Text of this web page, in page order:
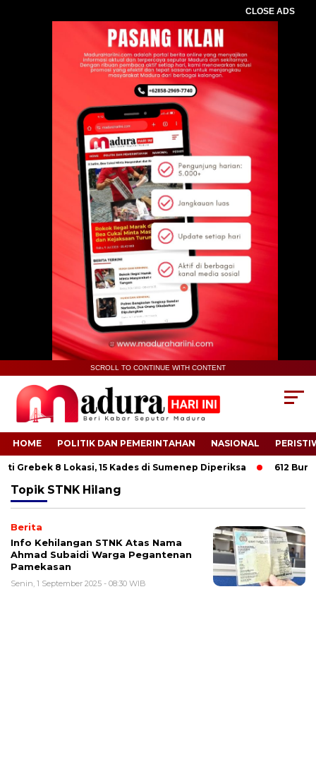
CLOSE ADS
SCROLL TO CONTINUE WITH CONTENT
HOME POLITIK DAN PEMERINTAHAN NASIONAL
8 Lokasi, 15 Kades di Sumenep Diperiksa 612 Buruh
Topik STNK Hilang
Berita
Info Kehilangan STNK Atas Nama
Ahmad Subaidi Warga Pegantenan
Pamekasan
Senin, 1 September 2025 - 08:30 WIB